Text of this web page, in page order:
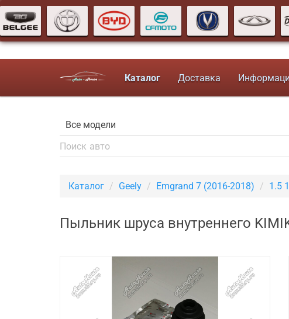
Каталог Доставка
Каталог Geely Emgrand 7 (2016-2018) 1.5
Пыльник шруса внутреннего